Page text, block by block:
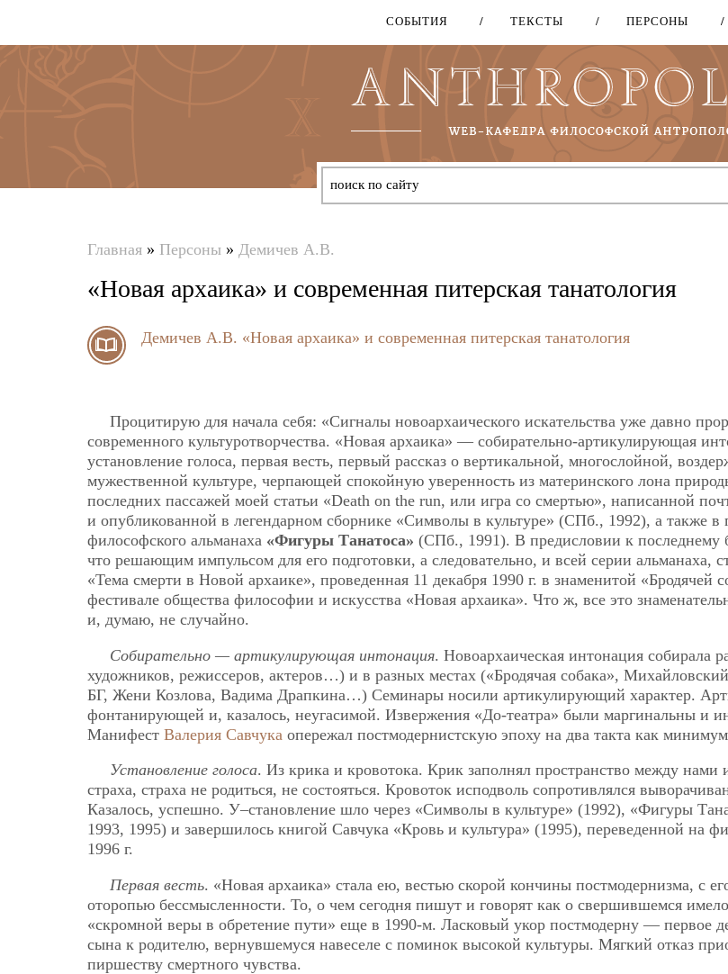
Перейти
основному
содержанию
СОБЫТИЯ ТЕКСТЫ ПЕРСОНЫ
здесь
Главная » Персоны » Демичев А.В.
«Новая архаика» и современная питерская танатология
Демичев А.В. «Новая архаика» и современная питерская танатология
Процитирую для начала себя: «Сигналы новоархаического искательства уже давно
современного культуротворчества. «Новая архаика» — собирательно-артикулирующая
установление голоса, первая весть, первый рассказ о вертикальной, многослойной,
мужественной культуре, черпающей спокойную уверенность из материнского лона
последних пассажей моей статьи «Death on the run, или игра со смертью», написанной
и опубликованной в легендарном сборнике «Символы в культуре» (СПб., 1992), а также в
философского альманаха «Фигуры Танатоса» (СПб., 1991). В предисловии к последнему
что решающим импульсом для его подготовки, а следовательно, и всей серии альманаха,
«Тема смерти в Новой архаике», проведенная 11 декабря 1990 г. в знаменитой «Бродячей
фестивале общества философии и искусства «Новая архаика». Что ж, все это
и, думаю, не случайно.
Собирательно — артикулирующая интонация. Новоархаическая интонация собирала
художников, режиссеров, актеров…) и в разных местах («Бродячая собака»,
БГ, Жени Козлова, Вадима Драпкина…) Семинары носили артикулирующий характер.
фонтанирующей и, казалось, неугасимой. Извержения «До-театра» были маргинальны и
Манифест Валерия Савчука опережал постмодернистскую эпоху на два такта как
Установление голоса. Из крика и кровотока. Крик заполнял пространство между нами
страха, страха не родиться, не состояться. Кровоток исподволь сопротивлялся
Казалось, успешно. У–становление шло через «Символы в культуре» (1992), «Фигуры
1993, 1995) и завершилось книгой Савчука «Кровь и культура» (1995), переведенной на
1996 г.
Первая весть. «Новая архаика» стала ею, вестью скорой кончины постмодернизма, с
оторопью бессмысленности. То, о чем сегодня пишут и говорят как о свершившемся
«скромной веры в обретение пути» еще в 1990-м. Ласковый укор постмодерну — первое
сына к родителю, вернувшемуся навеселе с поминок высокой культуры. Мягкий отказ
пиршеству смертного чувства.